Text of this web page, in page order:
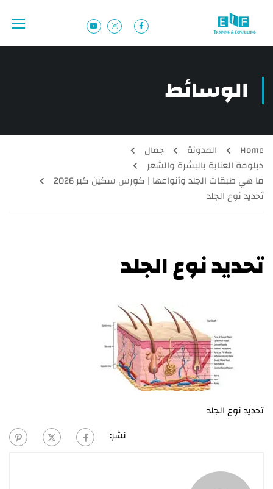
الوسائط
Home المدونة
جمال
دبلومة العناية بالبشرة والشعر
ما هي طبقات الجلد وأنواعها | كورس سكين كير 2026
تحديد نوع الجلد
تحديد نوع الجلد
تحديد نوع الجلد
نشر: